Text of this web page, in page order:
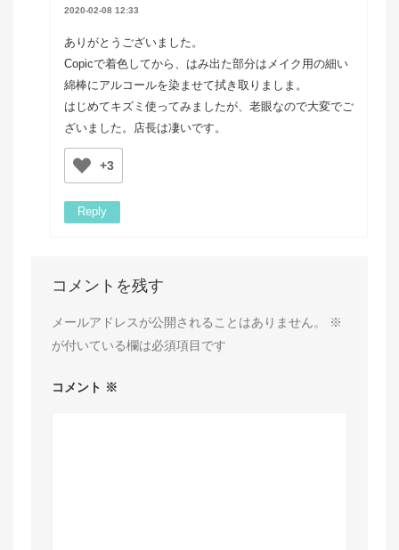
2020-02-08 12:33
ありがとうございました。
Copicで着色してから、はみ出た部分はメイク用の細い
綿棒にアルコールを染ませて拭き取りましま。
はじめてキズミ使ってみましたが、老眼なので大変でご
ざいました。店長は凄いです。
+3
Reply
コメントを残す
メールアドレスが公開されることはありません。
※
が付いている欄は必須項目です
コメント ※